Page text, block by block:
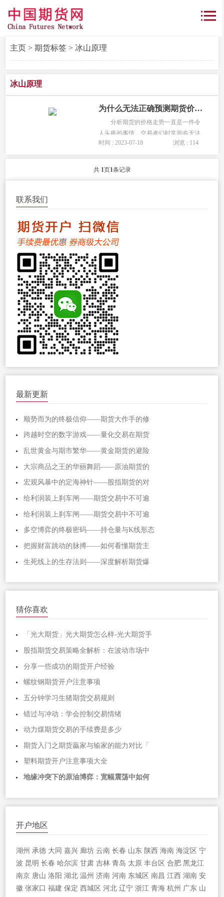
主页> 期货标签> 冰山原理
冰山原理
为什么无法正确预测期货价格走势？别做无用功！
分析期货的价格走势一直是一件令
人头疼的事情，交易者们时常面临无法
正确预测期货价格走势的难题。其实在
原理解释了为什么有些时候期货价格走
时间 : 2023-07-18 浏览 : 114
共 1页1条记录
联系我们
最新更新
顺势而为的终极信仰——期货大作手的修
跨越时空的数字游戏——量化交易在期货
乱世黄金与期市繁华——黄金期货的避险
大宗商品之王的华丽舞蹈——原油期货的
宏观风暴中的定海神针——股指期货的对
给利润装上刹车闸——期货交易中不可逾
给利润装上刹车闸——期货交易中不可逾
多空博弈的终极密码——持仓量与K线形态
把握财富跳动的脉搏——如何看懂期货主
生死线上的生存法则——深度解析期货爆
猜你喜欢
「光大期货」光大期货怎么样-光大期货手
股指期货交易策略全解析：在波动市场中
分享一些成功的期货开户经验
螺纹钢期货开户注意事项
五分钟学习生猪期货交易规则
错过与冲动：学会控制交易情绪
动力煤期货交易的手续费是多少
期货入门之期货贏家与输家的能力对比「
塑料期货开户注意事项大全
地缘冲突下的原油博弈：宽幅震荡中如何
开户地区
湖州 承德 大同 嘉兴 廊坊 云南 长春 山东 陕西 海南 海淀区 宁
波 昆明 长春 哈尔滨 甘肃 吉林 青岛 太原 丰台区 合肥 黑龙江
南京 唐山 洛阳 湖北 温州 济南 河南 东城区 南昌 江西 湖南 安
徽 张家口 福建 保定 西城区 河北 辽宁 浙江 青海 杭州 广东 山